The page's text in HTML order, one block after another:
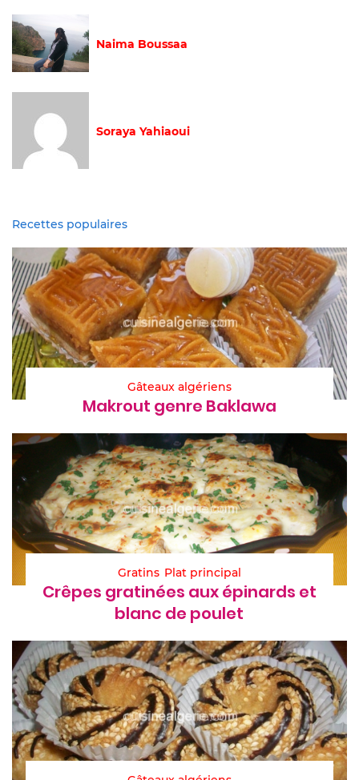
Naima Boussaa
Soraya Yahiaoui
Recettes populaires
Gâteaux algériens
Makrout genre Baklawa
Gratins Plat principal
Crêpes gratinées aux épinards et
blanc de poulet